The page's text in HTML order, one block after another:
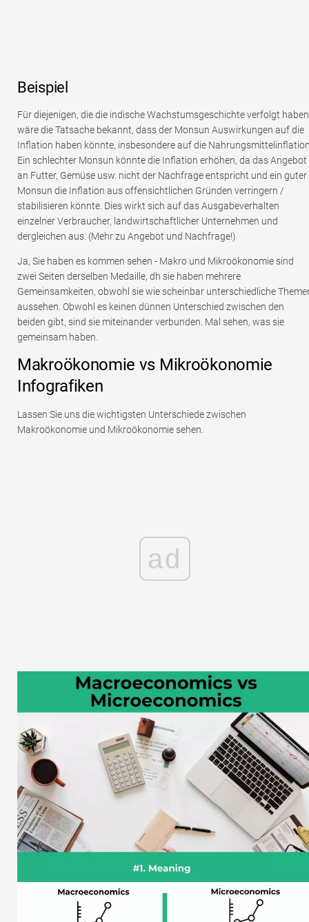
Beispiel
Für diejenigen, die die indische Wachstumsgeschichte verfolgt
wäre die Tatsache bekannt, dass der Monsun Auswirkungen auf die
Inflation haben könnte, insbesondere auf die
Ein schlechter Monsun könnte die Inflation erhöhen, da das Angebot
an Futter, Gemüse usw. nicht der Nachfrage entspricht und ein guter
Monsun die Inflation aus offensichtlichen Gründen verringern /
stabilisieren könnte. Dies wirkt sich auf das Ausgabeverhalten
einzelner Verbraucher, landwirtschaftlicher Unternehmen und
dergleichen aus. (Mehr zu Angebot und Nachfrage!)
Ja, Sie haben es kommen sehen - Makro und Mikroökonomie sind
zwei Seiten derselben Medaille, dh sie haben mehrere
Gemeinsamkeiten, obwohl sie wie scheinbar unterschiedliche
aussehen. Obwohl es keinen dünnen Unterschied zwischen den
beiden gibt, sind sie miteinander verbunden. Mal sehen, was sie
gemeinsam haben.
Makroökonomie vs Mikroökonomie
Infografiken
Lassen Sie uns die wichtigsten Unterschiede zwischen
Makroökonomie und Mikroökonomie sehen.
ad